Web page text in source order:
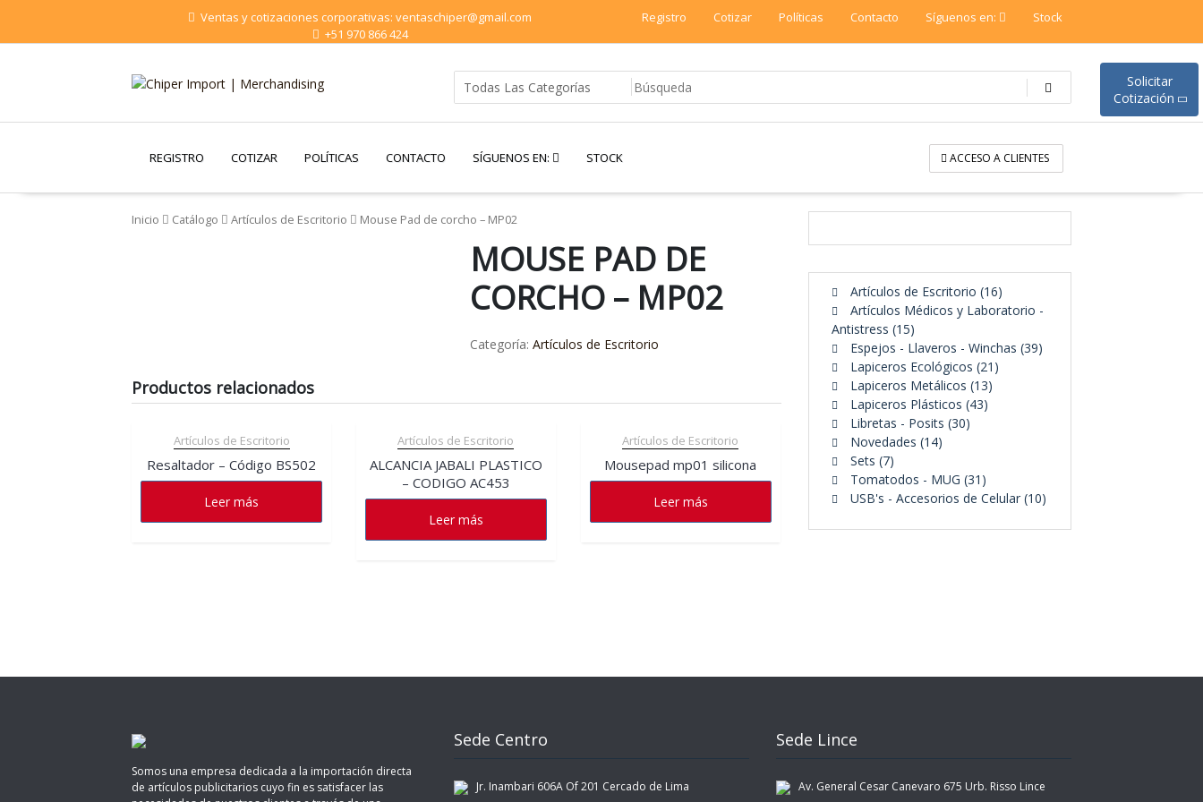
contenido
Ventas y cotizaciones corporativas: ventaschiper@gmail.com
+51 970 866 424
Registro Cotizar Políticas Contacto Síguenos en: Stock
Merchandising
REGISTRO COTIZAR POLÍTICAS CONTACTO SÍGUENOS EN: STOCK ACCESO A CLIENTES
Inicio Catálogo Artículos de Escritorio Mouse Pad de corcho – MP02
MOUSE PAD DE
CORCHO – MP02
Categoría: Artículos de Escritorio
Productos relacionados
Artículos de Escritorio
Resaltador – Código BS502
Leer más
Artículos de Escritorio
ALCANCIA JABALI PLASTICO
– CODIGO AC453
Leer más
Artículos de Escritorio
Mousepad mp01 silicona
Leer más
Artículos de Escritorio 1616
productos
Artículos Médicos y Laboratorio -
Antistress 1515
productos
Espejos - Llaveros - Winchas 3939
Lapiceros Ecológicos 21 21
Lapiceros Metálicos 1313
Lapiceros Plásticos 4343
Libretas - Posits 3030
Novedades 1414
Sets 77
productos
Tomatodos - MUG 31 31
productos
USB's - Accesorios de Celular 1010
Somos una empresa dedicada a la importación directa
de artículos publicitarios cuyo fin es satisfacer las
Sede Centro
Jr. Inambari 606A Of 201 Cercado de Lima
Sede Lince
Av. General Cesar Canevaro 675 Urb. Risso Lince
Solicitar
Cotización